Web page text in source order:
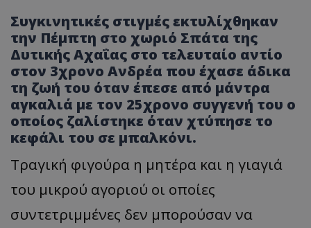
Συγκινητικές στιγμές εκτυλίχθηκαν
την Πέμπτη στο χωριό Σπάτα της
Δυτικής Αχαΐας στο τελευταίο αντίο
στον 3χρονο Ανδρέα που έχασε άδικα
τη ζωή του όταν έπεσε από μάντρα
αγκαλιά με τον 25χρονο συγγενή του ο
οποίος ζαλίστηκε όταν χτύπησε το
κεφάλι του σε μπαλκόνι.
Τραγική φιγούρα η μητέρα και η γιαγιά
του μικρού αγοριού οι οποίες
συντετριμμένες δεν μπορούσαν να